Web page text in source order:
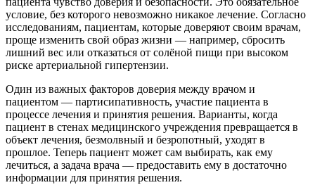
условие, без которого невозможно никакое лечение. Согласно
исследованиям, пациентам, которые доверяют своим врачам,
проще изменить свой образ жизни — например, сбросить
лишний вес или отказаться от солёной пищи при высоком
риске артериальной гипертензии.
Один из важных факторов доверия между врачом и
пациентом — партисипативность, участие пациента в
процессе лечения и принятия решения. Варианты, когда
пациент в стенах медицинского учреждения превращается в
объект лечения, безмолвный и безропотный, уходят в
прошлое. Теперь пациент может сам выбирать, как ему
лечиться, а задача врача — предоставить ему в достаточно
информации для принятия решения.